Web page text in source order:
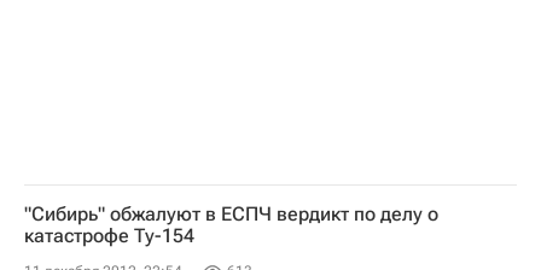
"Сибирь" обжалуют в ЕСПЧ вердикт по делу о
катастрофе Ту-154